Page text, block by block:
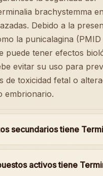
brachystemma en
Debido a la
la punicalagina (PMID
puede tener efectos
evitar su uso para
de toxicidad fetal o
embrionario.
secundarios tiene
activos tiene